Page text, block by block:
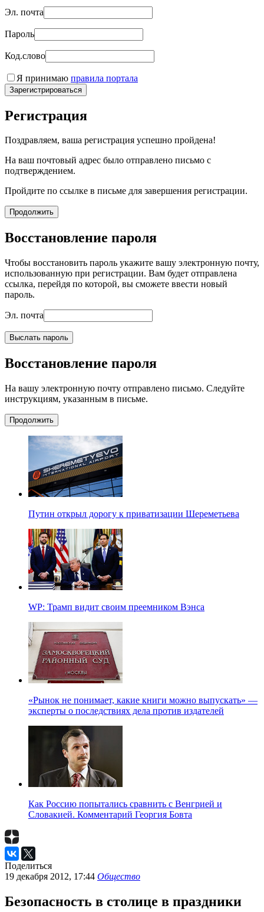
Эл. почта
Пароль
Код.слово
Я принимаю правила портала
Зарегистрироваться
Регистрация
Поздравляем, ваша регистрация успешно пройдена!
На ваш почтовый адрес было отправлено письмо с
подтверждением.
Пройдите по ссылке в письме для завершения регистрации.
Продолжить
Восстановление пароля
Чтобы восстановить пароль укажите вашу электронную почту,
использованную при регистрации. Вам будет отправлена
ссылка, перейдя по которой, вы сможете ввести новый
пароль.
Эл. почта
Выслать пароль
Восстановление пароля
На вашу электронную почту отправлено письмо. Следуйте
инструкциям, указанным в письме.
Продолжить
Путин открыл дорогу к приватизации Шереметьева
WP: Трамп видит своим преемником Вэнса
«Рынок не понимает, какие книги можно выпускать» —
эксперты о последствиях дела против издателей
Как Россию попытались сравнить с Венгрией и
Словакией. Комментарий Георгия Бовта
Поделиться
19 декабря 2012, 17:44 Общество
Безопасность в столице в праздники